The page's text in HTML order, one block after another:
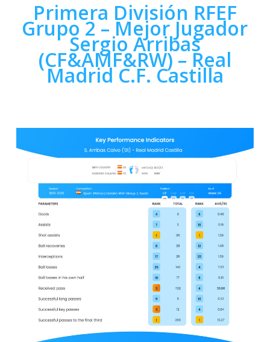
Primera División RFEF
Grupo 2 – Mejor Jugador
Sergio Arribas
(CF&AMF&RW) – Real
Madrid C.F. Castilla